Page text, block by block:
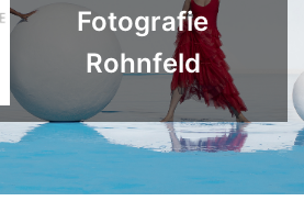
Fotografie
Rohnfeld